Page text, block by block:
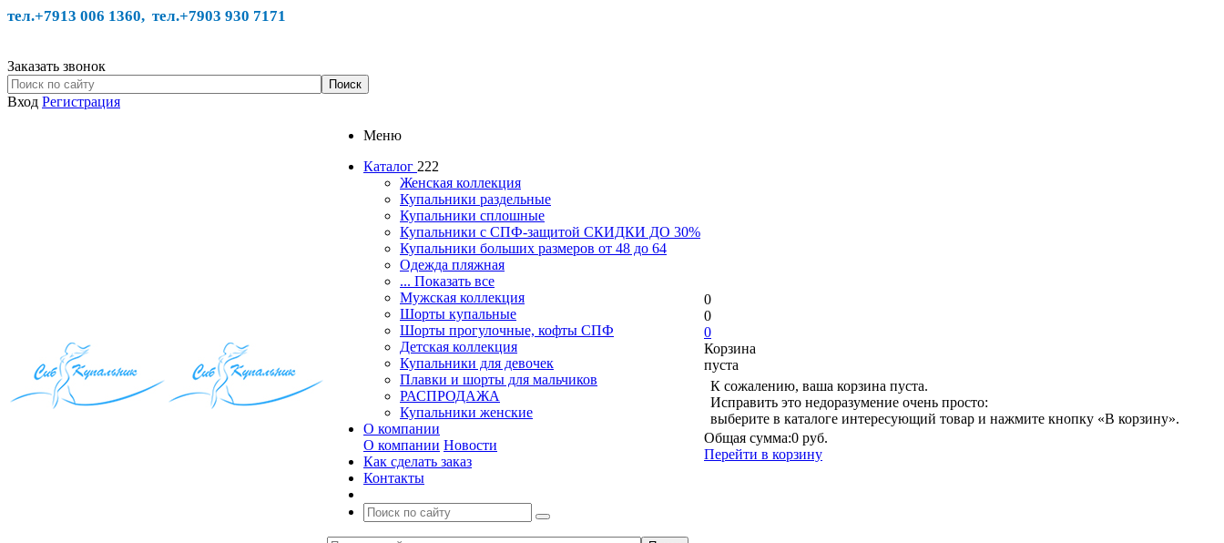
тел.+7913 006 1360, тел.+7903 930 7171
Заказать звонок
Вход Регистрация
Меню
Каталог 222
Женская коллекция
Купальники раздельные
Купальники сплошные
Купальники с СПФ-защитой СКИДКИ ДО 30%
Купальники больших размеров от 48 до 64
Одежда пляжная
... Показать все
Мужская коллекция
Шорты купальные
Шорты прогулочные, кофты СПФ
Детская коллекция
Купальники для девочек
Плавки и шорты для мальчиков
РАСПРОДАЖА
Купальники женские
О компании
О компании Новости
Как сделать заказ
Контакты
0
0
0
Корзина
пуста
К сожалению, ваша корзина пуста.
Исправить это недоразумение очень просто:
выберите в каталоге интересующий товар и нажмите кнопку «В корзину».
Общая сумма:0 руб.
Перейти в корзину